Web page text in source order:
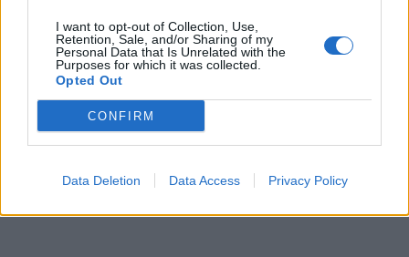
I want to opt-out of Collection, Use,
Retention, Sale, and/or Sharing of my
Personal Data that Is Unrelated with the
Purposes for which it was collected.
Opted Out
CONFIRM
Data Deletion Data Access Privacy Policy